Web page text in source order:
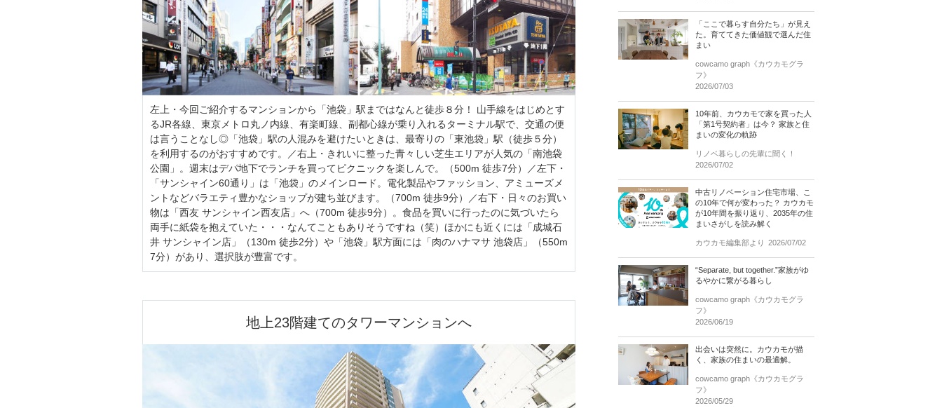
左上・今回ご紹介するマンションから「池袋」駅まではなんと徒歩８分！ 山手線をはじめとす
るJR各線、東京メトロ丸ノ内線、有楽町線、副都心線が乗り入れるターミナル駅で、交通の便
は言うことなし◎「池袋」駅の人混みを避けたいときは、最寄りの「東池袋」駅（徒歩５分）
を利用するのがおすすめです。／右上・きれいに整った青々しい芝生エリアが人気の「南池袋
公園」。週末はデパ地下でランチを買ってピクニックを楽しんで。（500m 徒歩7分）／左下・
「サンシャイン60通り」は「池袋」のメインロード。電化製品やファッション、アミューズメ
ントなどバラエティ豊かなショップが建ち並びます。（700m 徒歩9分）／右下・日々のお買い
物は「西友 サンシャイン西友店」へ（700m 徒歩9分）。食品を買いに行ったのに気づいたら
両手に紙袋を抱えていた・・・なんてこともありそうですね（笑）ほかにも近くには「成城石
井 サンシャイン店」（130m 徒歩2分）や「池袋」駅方面には「肉のハナマサ 池袋店」（550m
7分）があり、選択肢が豊富です。
地上23階建てのタワーマンションへ
「ここで暮らす自分たち」が見え
た。育ててきた価値観で選んだ住
まい
cowcamo graph《カウカモグラ
フ》
2026/07/03
10年前、カウカモで家を買った人
「第1号契約者」は今？ 家族と住
まいの変化の軌跡
リノベ暮らしの先輩に聞く！
2026/07/02
中古リノベーション住宅市場、こ
の10年で何が変わった？ カウカモ
が10年間を振り返り、2035年の住
まいさがしを読み解く
カウカモ編集部より 2026/07/02
“Separate, but together.”家族がゆ
るやかに繋がる暮らし
cowcamo graph《カウカモグラ
フ》
2026/06/19
出会いは突然に。カウカモが描
く、家族の住まいの最適解。
cowcamo graph《カウカモグラ
フ》
2026/05/29